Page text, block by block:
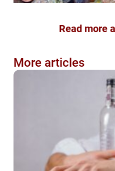
Read more
More articles